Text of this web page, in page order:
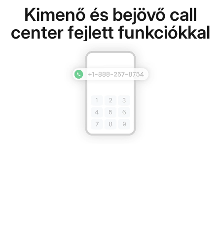
Kimenő és bejövő call
center fejlett funkciókkal